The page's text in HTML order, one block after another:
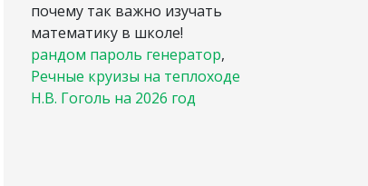
почему так важно изучать
математику в школе!
рандом пароль генератор,
Речные круизы на теплоходе
Н.В. Гоголь на 2026 год